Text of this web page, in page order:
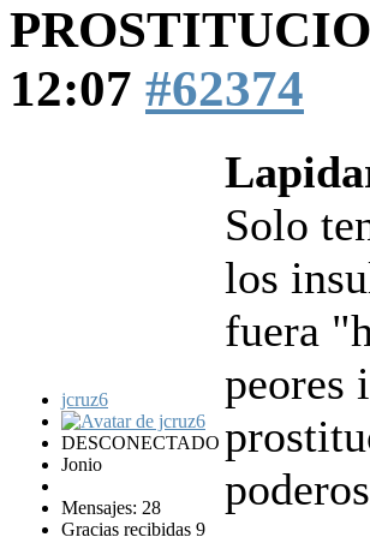
12:07 #62374
jcruz6
DESCONECTADO
Jonio
Mensajes: 28
Gracias recibidas 9
Solo
los
fuera
peores